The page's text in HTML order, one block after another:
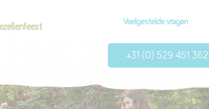
Veelgestelde vragen
+31 (0) 529 451 362